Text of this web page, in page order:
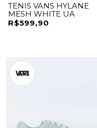
TENIS VANS HYLANE
MESH WHITE UA
R$599,90